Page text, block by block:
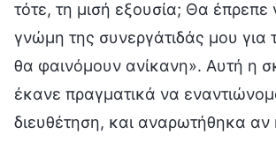
τότε, τη μισή εξουσία; Θα έπρεπε
γνώμη της συνεργάτιδάς μου για
θα φαινόμουν ανίκανη». Αυτή η
έκανε πραγματικά να
διευθέτηση, και αναρωτήθηκα αν